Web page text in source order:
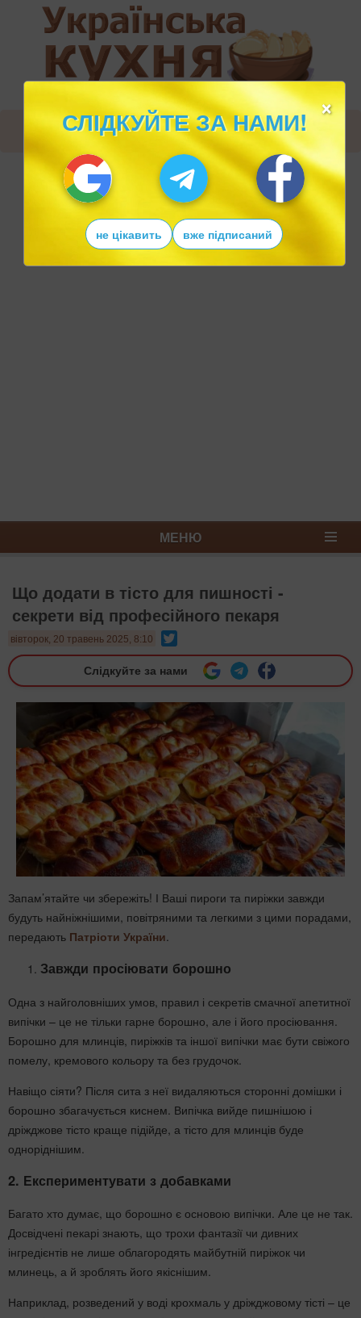
МЕНЮ
Що додати в тісто для пишності -
секрети від професійного пекаря
вівторок, 20 травень 2025, 8:10
Слідкуйте за нами
Запам’ятайте чи збережіть! І Ваші пироги та пиріжки завжди
будуть найніжнішими, повітряними та легкими з цими порадами,
передають Патріоти України
Завжди просіювати борошно
Одна з найголовніших умов, правил і секретів смачної апетитної
випічки – це не тільки гарне борошно, але і його просіювання.
Борошно для млинців, пиріжків та іншої випічки має бути свіжого
помелу, кремового кольору та без грудочок.
Навіщо сіяти? Після сита з неї видаляються сторонні домішки і
борошно збагачується киснем. Випічка вийде пишнішою і
дріжджове тісто краще підійде, а тісто для млинців буде
одноріднішим.
2. Експериментувати з добавками
Багато хто думає, що борошно є основою випічки. Але це не так.
Досвідчені пекарі знають, що трохи фантазії чи дивних
інгредієнтів не лише облагородять майбутній пиріжок чи
млинець, а й зроблять його якіснішим.
Наприклад, розведений у воді крохмаль у дріжджовому тісті – це
×
СЛІДКУЙТЕ ЗА НАМИ!
не цікавить вже підписаний